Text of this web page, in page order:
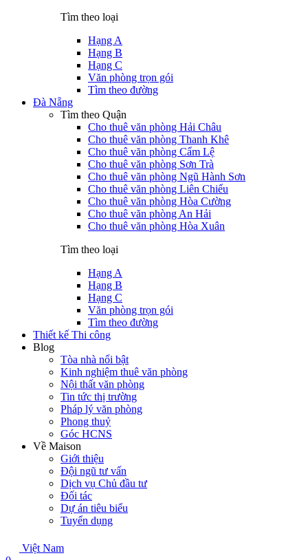
Tìm theo loại
Hạng A
Hạng B
Hạng C
Văn phòng trọn gói
Tìm theo đường
Đà Nẵng
Tìm theo Quận
Cho thuê văn phòng Hải Châu
Cho thuê văn phòng Thanh Khê
Cho thuê văn phòng Cẩm Lệ
Cho thuê văn phòng Sơn Trà
Cho thuê văn phòng Ngũ Hành Sơn
Cho thuê văn phòng Liên Chiểu
Cho thuê văn phòng Hòa Cường
Cho thuê văn phòng An Hải
Cho thuê văn phòng Hòa Xuân
Tìm theo loại
Hạng A
Hạng B
Hạng C
Văn phòng trọn gói
Tìm theo đường
Thiết kế Thi công
Blog
Tòa nhà nổi bật
Kinh nghiệm thuê văn phòng
Nội thất văn phòng
Tin tức thị trường
Pháp lý văn phòng
Phong thuỷ
Góc HCNS
Về Maison
Giới thiệu
Đội ngũ tư vấn
Dịch vụ Chủ đầu tư
Đối tác
Dự án tiêu biểu
Tuyển dụng
Việt Nam